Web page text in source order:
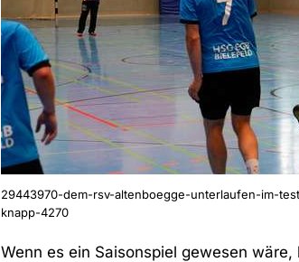
29443970-dem-rsv-altenboegge-unterlaufen-im-
knapp-4270
Wenn es ein Saisonspiel gewesen